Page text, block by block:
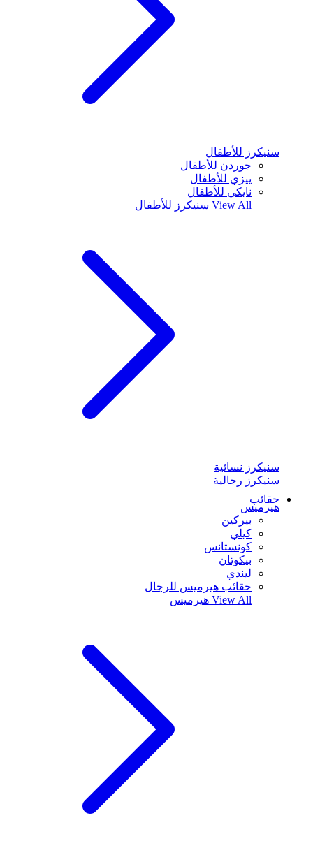
سنيكرز للأطفال
جوردن للأطفال
ييزي للأطفال
نايكي للأطفال
View All سنيكرز للأطفال
سنيكرز نسائية
سنيكرز رجالية
حقائب
هيرميس
بيركين
كيلي
كونستانس
بيكوتان
ليندي
حقائب هيرميس للرجال
View All هيرميس